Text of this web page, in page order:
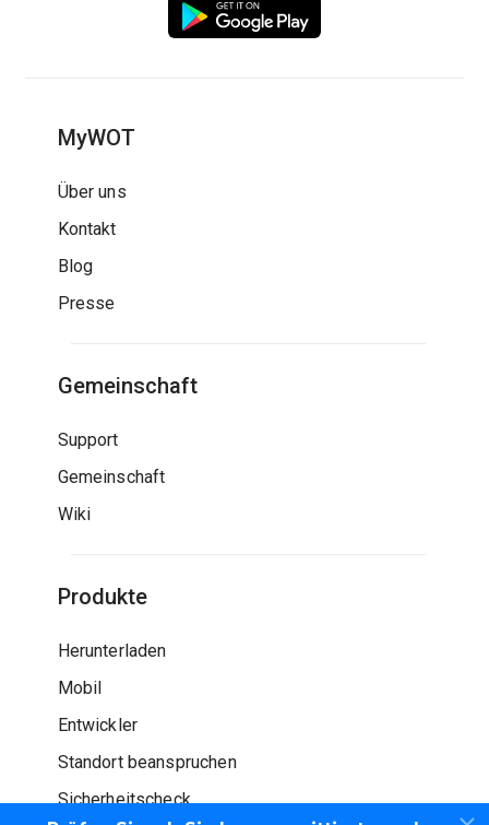
MyWOT
Über uns
Kontakt
Blog
Presse
Gemeinschaft
Support
Gemeinschaft
Wiki
Produkte
Herunterladen
Mobil
Entwickler
Standort beanspruchen
Sicherheitscheck